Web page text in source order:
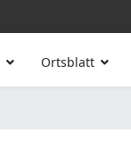
Ortsblatt